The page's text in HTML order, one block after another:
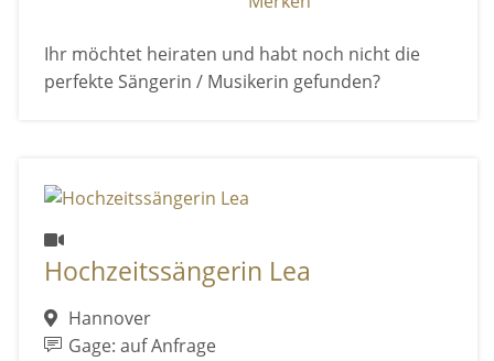
Ihr möchtet heiraten und habt noch nicht die
perfekte Sängerin / Musikerin gefunden?
Hochzeitssängerin Lea
Hannover
Gage: auf Anfrage